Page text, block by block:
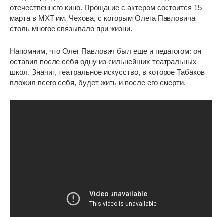
отечественного кино. Прощание с актером состоится 15
марта в МХТ им. Чехова, с которым Олега Павловича
столь многое связывало при жизни.
Напомним, что Олег Павлович был еще и педагогом: он
оставил после себя одну из сильнейших театральных
школ. Значит, театральное искусство, в которое Табаков
вложил всего себя, будет жить и после его смерти.